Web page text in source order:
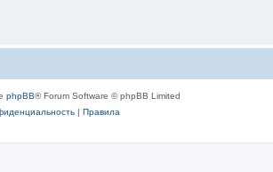
phpBB® Forum Software © phpBB Limited
| Правила